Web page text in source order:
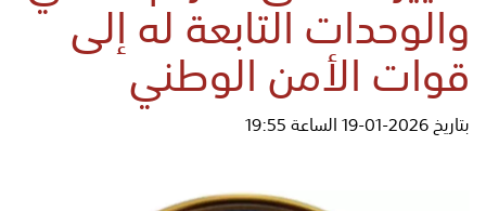
والوحدات التابعة له إلى
قوات الأمن الوطني
بتاريخ 2026-01-19 الساعة 19:55